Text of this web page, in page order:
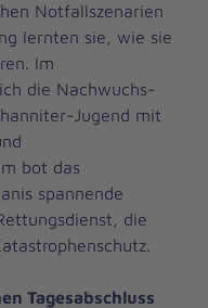
Notfallszenarien
lernten sie, wie sie
Im
die Nachwuchs-
Jugend mit
bot das
spannende
die
Tagesabschluss